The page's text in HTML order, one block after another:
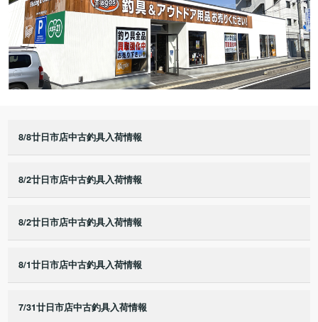
8/8廿日市店中古釣具入荷情報
8/2廿日市店中古釣具入荷情報
8/2廿日市店中古釣具入荷情報
8/1廿日市店中古釣具入荷情報
7/31廿日市店中古釣具入荷情報